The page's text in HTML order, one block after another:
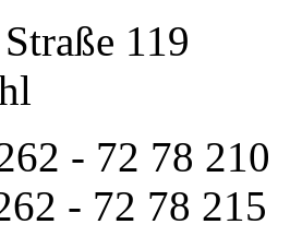
119
- 72 78 210
- 72 78 215